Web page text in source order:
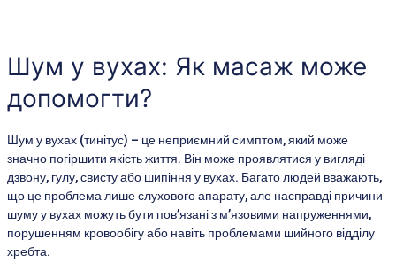
Шум у вухах: Як масаж може
допомогти?
Шум у вухах (тинітус) – це неприємний симптом, який може
значно погіршити якість життя. Він може проявлятися у вигляді
дзвону, гулу, свисту або шипіння у вухах. Багато людей вважають,
що це проблема лише слухового апарату, але насправді причини
шуму у вухах можуть бути пов’язані з м’язовими напруженнями,
порушенням кровообігу або навіть проблемами шийного відділу
хребта.
вухах:
Як
масаж
може
допомогти?